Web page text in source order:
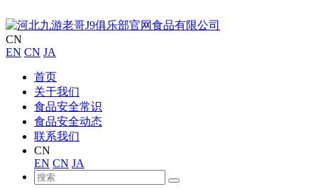
CN
EN CN JA
首页
关于我们
食品安全常识
食品安全动态
联系我们
CN
EN CN JA